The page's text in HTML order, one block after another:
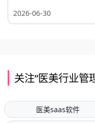
2026-06-30
关注“医美行业管
医美saas软件